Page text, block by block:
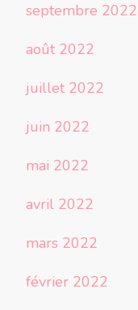
septembre 2022
août 2022
juillet 2022
juin 2022
mai 2022
avril 2022
mars 2022
février 2022